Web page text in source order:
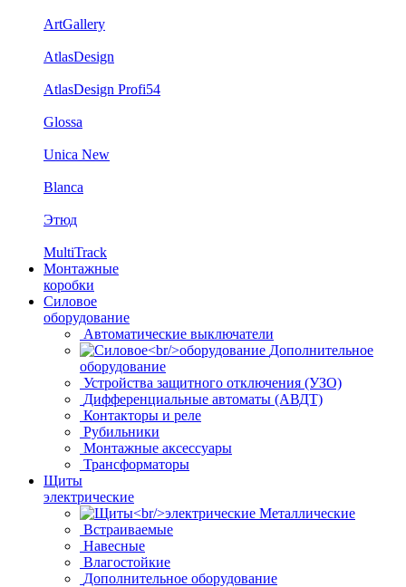
ArtGallery
AtlasDesign
AtlasDesign Profi54
Glossa
Unica New
Blanca
Этюд
MultiTrack
Монтажные
коробки
Силовое
оборудование
Автоматические выключатели
Дополнительное
оборудование
Устройства защитного отключения (УЗО)
Дифференциальные автоматы (АВДТ)
Контакторы и реле
Рубильники
Монтажные аксессуары
Трансформаторы
Щиты
электрические
Металлические
Встраиваемые
Навесные
Влагостойкие
Дополнительное оборудование